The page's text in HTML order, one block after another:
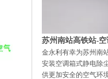
苏州南站高铁站-
金永利有幸为苏州南
安装空调箱式静电除
供更加安全的空气环